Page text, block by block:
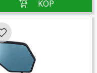
Lägg till i favoriter